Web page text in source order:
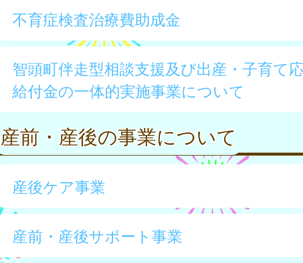
不育症検査治療費助成金
智頭町伴走型相談支援及び出産・子育て
給付金の一体的実施事業について
産前・産後の事業について
産後ケア事業
産前・産後サポート事業